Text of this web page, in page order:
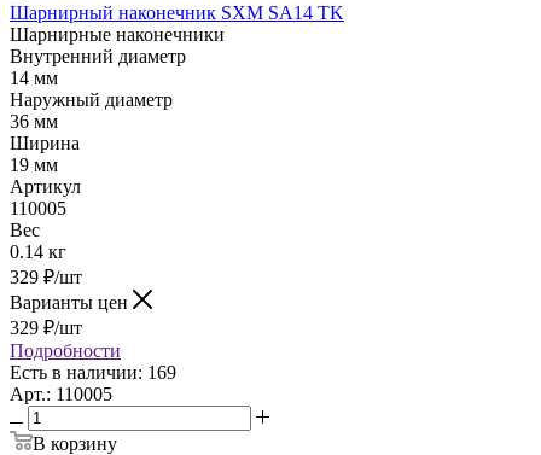
Шарнирный наконечник SXM SA14 TK
Шарнирные наконечники
Внутренний диаметр
14 мм
Наружный диаметр
36 мм
Ширина
19 мм
Артикул
110005
Вес
0.14 кг
329 ₽/шт
Варианты цен
329 ₽/шт
Подробности
Есть в наличии: 169
Арт.: 110005
В корзину